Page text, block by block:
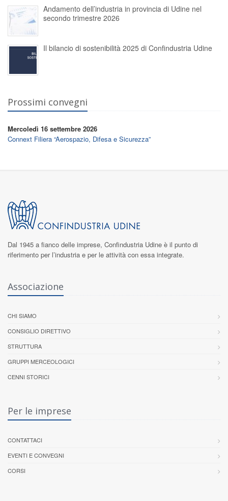
Andamento dell’industria in provincia di Udine nel
secondo trimestre 2026
Il bilancio di sostenibilità 2025 di Confindustria Udine
Prossimi convegni
Mercoledì 16 settembre 2026
Connext Filiera “Aerospazio, Difesa e Sicurezza”
Dal 1945 a fianco delle imprese, Confindustria Udine è il punto di
riferimento per l’industria e per le attività con essa integrate.
Associazione
CHI SIAMO
CONSIGLIO DIRETTIVO
STRUTTURA
GRUPPI MERCEOLOGICI
CENNI STORICI
Per le imprese
CONTATTACI
EVENTI E CONVEGNI
CORSI